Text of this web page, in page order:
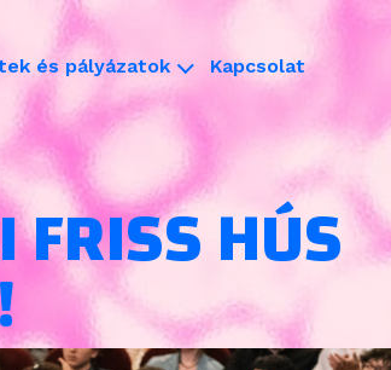
és pályázatok Kapcsolat
HÚS